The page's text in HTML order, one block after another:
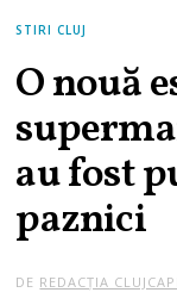
STIRI CLUJ
O nouă
au fost
paznici
DE REDACȚIA